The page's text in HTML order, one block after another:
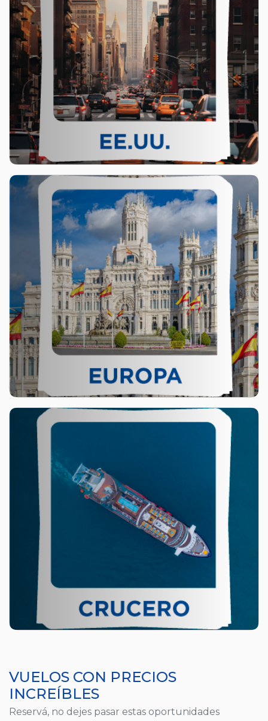
VUELOS CON PRECIOS
INCREÍBLES
Reservá, no dejes pasar estas oportunidades